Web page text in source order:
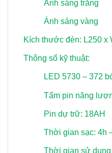
Ánh sáng trắng
Ánh sáng vàng
Kích thước đèn: L250 x
Thông số kỹ thuật:
LED 5730 – 372
Tấm pin năng
Pin dự trữ: 18AH
Thời gian sạc: 4h
Thời gian sử